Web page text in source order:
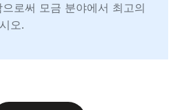
로써 모금 분야에서 최고의
오.